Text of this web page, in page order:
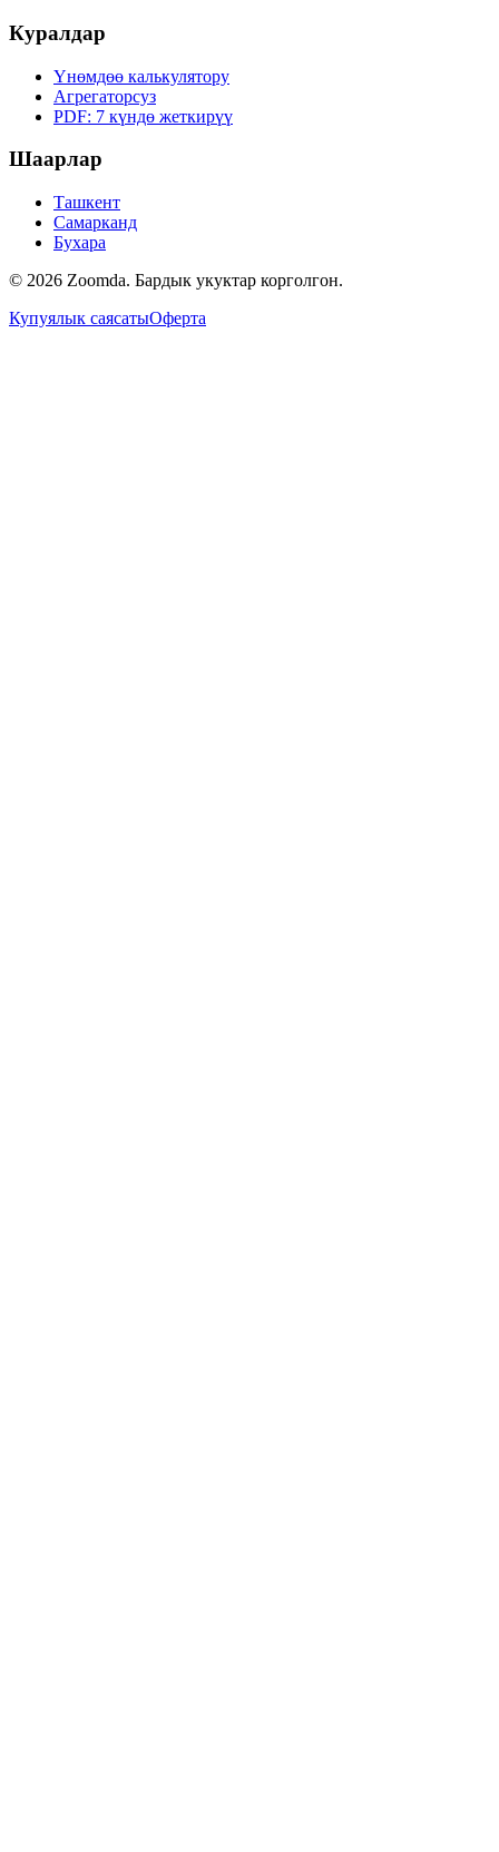
Куралдар
Үнөмдөө калькулятору
Агрегаторсуз
PDF: 7 күндө жеткирүү
Шаарлар
Ташкент
Самарканд
Бухара
© 2026 Zoomda. Бардык укуктар корголгон.
Купуялык саясатыОферта